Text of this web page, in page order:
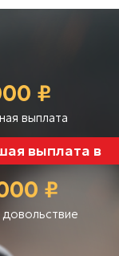
₽
выплата
₽
выплата в